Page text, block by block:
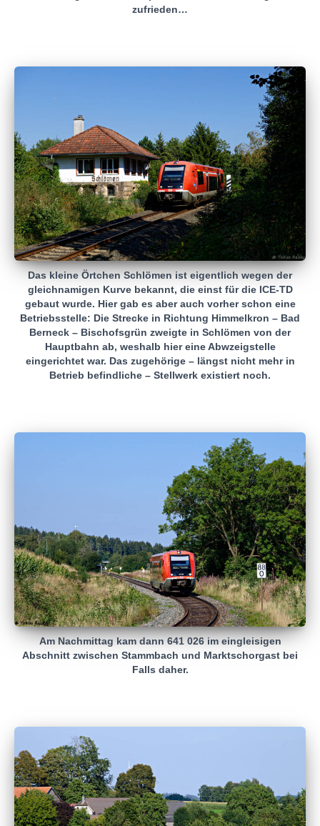
zufrieden…
Das kleine Örtchen Schlömen ist eigentlich wegen der
gleichnamigen Kurve bekannt, die einst für die ICE-TD
gebaut wurde. Hier gab es aber auch vorher schon eine
Betriebsstelle: Die Strecke in Richtung Himmelkron – Bad
Berneck – Bischofsgrün zweigte in Schlömen von der
Hauptbahn ab, weshalb hier eine Abwzeigstelle
eingerichtet war. Das zugehörige – längst nicht mehr in
Betrieb befindliche – Stellwerk existiert noch.
Am Nachmittag kam dann 641 026 im eingleisigen
Abschnitt zwischen Stammbach und Marktschorgast bei
Falls daher.